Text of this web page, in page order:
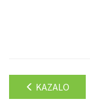
KAZALO